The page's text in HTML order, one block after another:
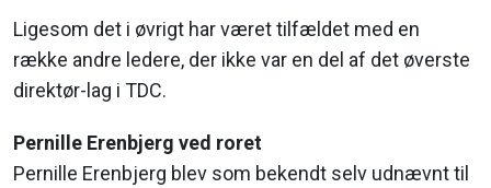
Ligesom det i øvrigt har været tilfældet med en
række andre ledere, der ikke var en del af det øverste
direktør-lag i TDC.
Pernille Erenbjerg ved roret
Pernille Erenbjerg blev som bekendt selv udnævnt til